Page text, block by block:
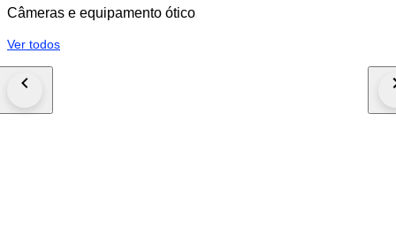
Câmeras e equipamento ótico
Ver todos